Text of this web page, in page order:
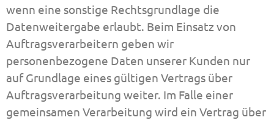
wenn eine sonstige Rechtsgrundlage die
Datenweitergabe erlaubt. Beim Einsatz von
Auftragsverarbeitern geben wir
personenbezogene Daten unserer Kunden nur
auf Grundlage eines gültigen Vertrags über
Auftragsverarbeitung weiter. Im Falle einer
gemeinsamen Verarbeitung wird ein Vertrag über